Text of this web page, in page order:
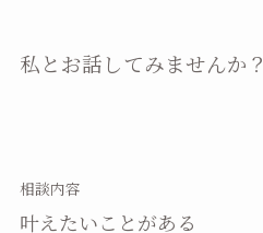
私とお話してみませんか？
相談内容
叶えたいことがある